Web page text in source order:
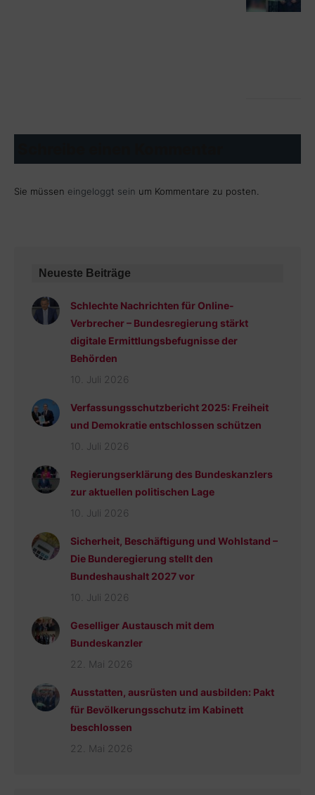
Sie müssen eingeloggt sein um Kommentare zu posten.
Neueste Beiträge
Schlechte Nachrichten für Online-
Verbrecher – Bundesregierung stärkt
digitale Ermittlungsbefugnisse der
Behörden
10. Juli 2026
Verfassungsschutzbericht 2025: Freiheit
und Demokratie entschlossen schützen
10. Juli 2026
Regierungserklärung des Bundeskanzlers
zur aktuellen politischen Lage
10. Juli 2026
Sicherheit, Beschäftigung und Wohlstand –
Die Bunderegierung stellt den
Bundeshaushalt 2027 vor
10. Juli 2026
Geselliger Austausch mit dem
Bundeskanzler
22. Mai 2026
Ausstatten, ausrüsten und ausbilden: Pakt
für Bevölkerungsschutz im Kabinett
beschlossen
22. Mai 2026